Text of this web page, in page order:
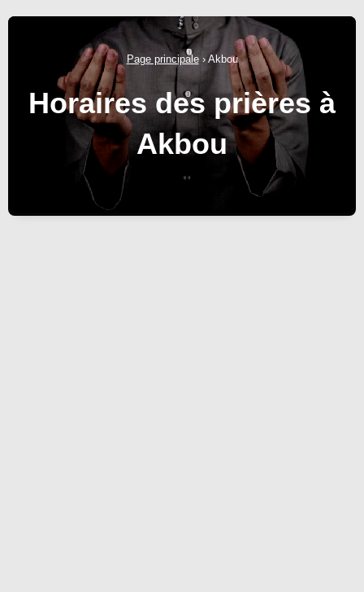
Page principale› Akbou
Horaires des prières à
Akbou